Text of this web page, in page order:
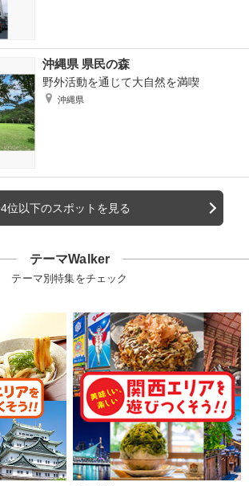
沖縄県 県民の森
野外活動を通じて大自然を満喫
沖縄県
4位以下のスポットを見る
テーマWalker
テーマ別特集をチェック